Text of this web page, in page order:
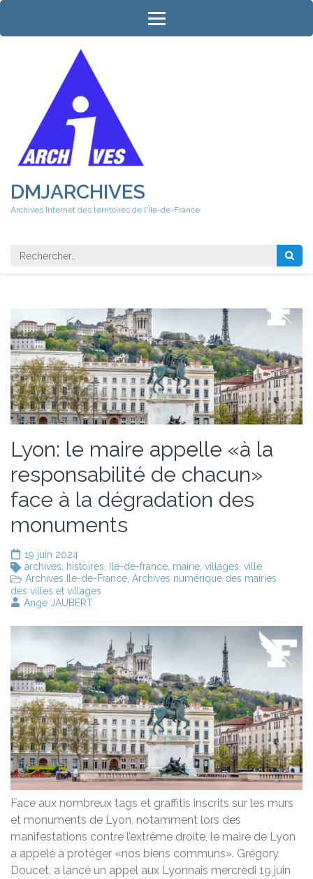
Aller
contenu
DMJARCHIVES
Archives Internet des territoires de l'Île-de-France
Rechercher
Lyon: le maire appelle «à la
responsabilité de chacun»
face à la dégradation des
monuments
19 juin 2024
archives
histoires Ile-de-france mairie villages ville
Archives Ile-de-France Archives numérique des mairies
des villes et villages
Ange JAUBERT
Face aux nombreux tags et graffitis inscrits sur les murs
et monuments de Lyon, notamment lors des
manifestations contre l’extrême droite, le maire de Lyon
a appelé à protéger «nos biens communs». Grégory
Doucet, a lancé un appel aux Lyonnais mercredi 19 juin